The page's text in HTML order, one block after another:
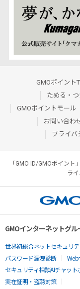
GMOポイント
ためる・つ
GMOポイントモール
お問い合わ
プライバ
「GMO ID/GMOポイン
ラ
GMOインターネットグ
世界初総合ネットセキュリテ
パスワード漏洩診断
セキュリティ相談AIチャット
実在証明・盗聴対策